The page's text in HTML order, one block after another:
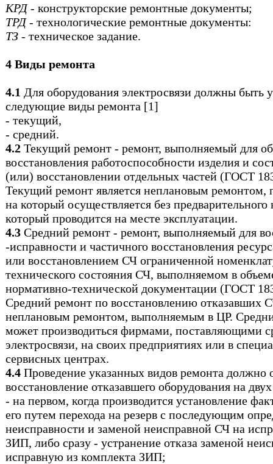
КРД- конструкторские ремонтные документы;
ТРД- технологические ремонтные документы:
ТЗ - техническое задание.
4 Виды ремонта
4.1 Для оборудования электросвязи должны быть
следующие виды ремонта [1]
- текущий,
- средний.
4.2 Текущий ремонт - ремонт, выполняемый для
восстановления работоспособности изделия и
(или) восстановлении отдельных частей (ГОСТ
Текущий ремонт является неплановым ремонтом,
на который осуществляется без предварительного
который проводится на месте эксплуатации.
4.3 Средний ремонт - ремонт, выполняемый для
-исправности и частичного восстановления
или восстановлением СЧ ограниченной
технического состояния СЧ, выполняемом в
нормативно-технической документации (ГОСТ
Средний ремонт по восстановлению отказавших
неплановым ремонтом, выполняемым в ЦР.
может производиться фирмами, поставляющими
электросвязи, на своих предприятиях или в
сервисных центрах.
4.4 Проведение указанных видов ремонта должно
восстановление отказавшего оборудования на
- на первом, когда производится установление
его путем перехода на резерв с последующим
неисправности и заменой неисправной СЧ на
ЗИП, либо сразу - устранение отказа заменой
исправную из комплекта ЗИП;